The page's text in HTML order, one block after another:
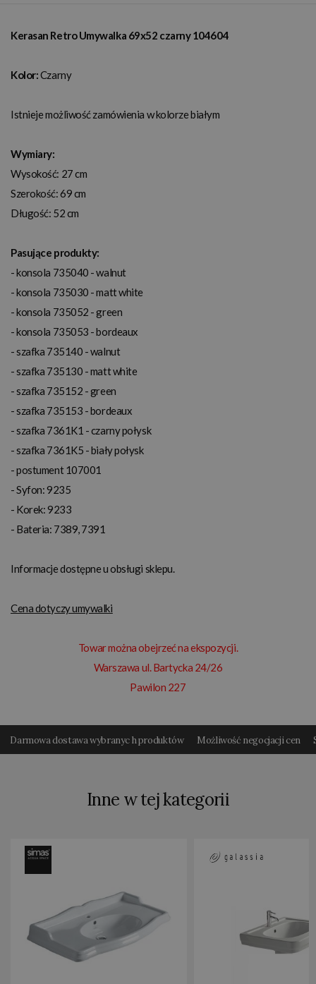
Kerasan Retro Umywalka 69x52 czarny 104604
Kolor:Czarny
Istnieje możliwość zamówienia w kolorze białym
Wymiary:
Wysokość: 27 cm
Szerokość: 69 cm
Długość: 52 cm
Pasujące produkty:
- konsola 735040 - walnut
- konsola 735030 - matt white
- konsola 735052 - green
- konsola 735053 - bordeaux
- szafka 735140 - walnut
- szafka 735130 - matt white
- szafka 735152 - green
- szafka 735153 - bordeaux
- szafka 7361K1 - czarny połysk
- szafka 7361K5 - biały połysk
- postument 107001
- Syfon: 9235
- Korek: 9233
- Bateria: 7389, 7391
Informacje dostępne u obsługi sklepu.
Cena dotyczy umywalki
Towar można obejrzeć na ekspozycji.
Warszawa ul. Bartycka 24/26
Pawilon 227
Darmowa dostawa wybranyc h produktów Możliwość negocjacji cen
Inne w tej kategorii